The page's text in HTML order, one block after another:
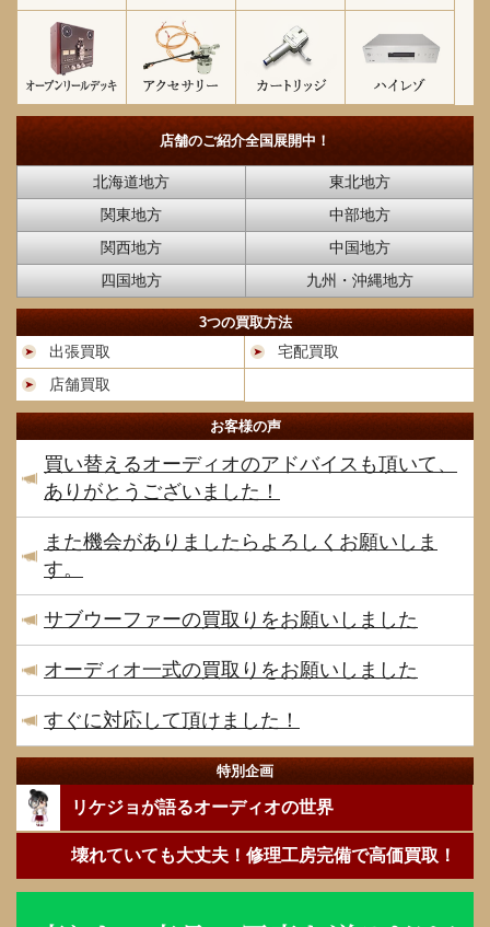
店舗のご紹介全国展開中！
北海道地方
東北地方
関東地方
中部地方
関西地方
中国地方
四国地方
九州・沖縄地方
3つの買取方法
出張買取
宅配買取
店舗買取
お客様の声
買い替えるオーディオのアドバイスも頂いて、
ありがとうございました！
また機会がありましたらよろしくお願いしま
す。
サブウーファーの買取りをお願いしました
オーディオ一式の買取りをお願いしました
すぐに対応して頂けました！
特別企画
リケジョが語るオーディオの世界
壊れていても大丈夫！修理工房完備で高価買取！